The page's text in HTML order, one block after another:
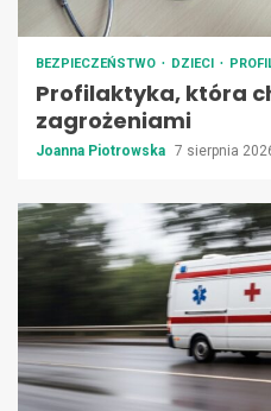
BEZPIECZEŃSTWO DZIECI
Profilaktyka, która
zagrożeniami
Joanna Piotrowska 7 sierpnia